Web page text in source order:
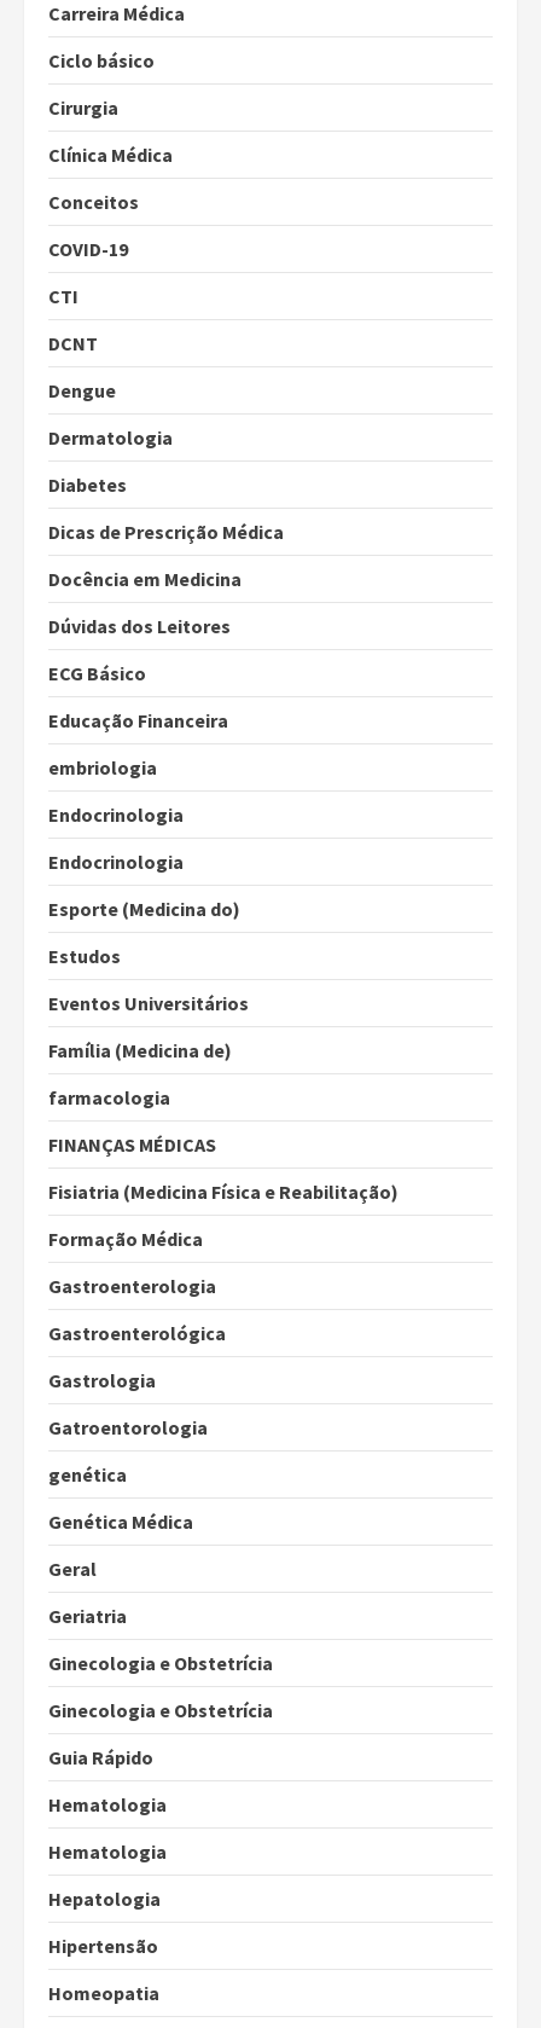
Carreira Médica
Ciclo básico
Cirurgia
Clínica Médica
Conceitos
COVID-19
CTI
DCNT
Dengue
Dermatologia
Diabetes
Dicas de Prescrição Médica
Docência em Medicina
Dúvidas dos Leitores
ECG Básico
Educação Financeira
embriologia
Endocrinologia
Endocrinologia
Esporte (Medicina do)
Estudos
Eventos Universitários
Família (Medicina de)
farmacologia
FINANÇAS MÉDICAS
Fisiatria (Medicina Física e Reabilitação)
Formação Médica
Gastroenterologia
Gastroenterológica
Gastrologia
Gatroentorologia
genética
Genética Médica
Geral
Geriatria
Ginecologia e Obstetrícia
Ginecologia e Obstetrícia
Guia Rápido
Hematologia
Hematologia
Hepatologia
Hipertensão
Homeopatia